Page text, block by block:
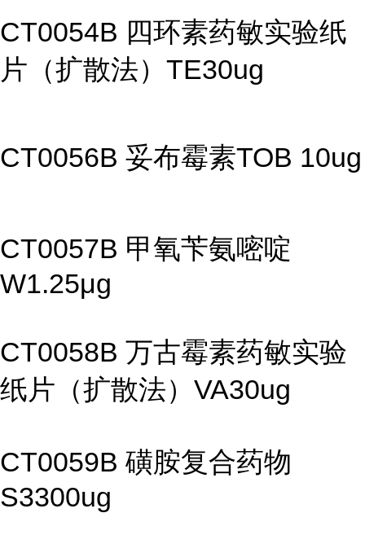
CT0054B 四环素药敏实验纸
片（扩散法）TE30ug
CT0056B 妥布霉素TOB 10ug
CT0057B 甲氧苄氨嘧啶
W1.25μg
CT0058B 万古霉素药敏实验
纸片（扩散法）VA30ug
CT0059B 磺胺复合药物
S3300ug